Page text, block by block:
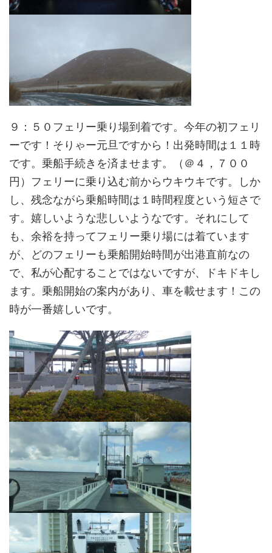
９：５０フェリー乗り場到着です。今年の初フェリ
ーです！そりゃー元旦ですから！出発時間は１１時
です。乗船手続きを済ませます。（＠４，７００
円）フェリーに乗り込む前からウキウキです。しか
し、残念ながら乗船時間は１時間程度という短さで
す。嬉しいような悲しいようなです。それにして
も、余裕を持ってフェリー乗り場には着ています
が、どのフェリーも乗船開始時間が出港直前なの
で、私が心配することではないですが、ドキドキし
ます。乗船開始の案内があり、車を載せます！この
時が一番嬉しいです。